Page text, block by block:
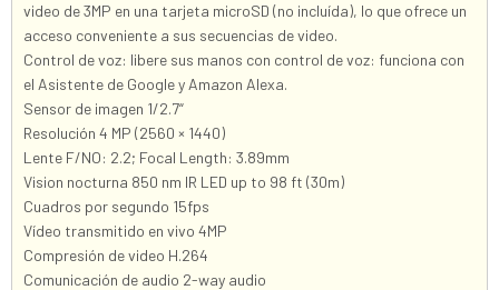
video de 3MP en una tarjeta microSD (no incluída), lo que ofrece un
acceso conveniente a sus secuencias de video.
Control de voz: libere sus manos con control de voz: funciona con
el Asistente de Google y Amazon Alexa.
Sensor de imagen 1/2.7“
Resolución 4 MP (2560 × 1440)
Lente F/NO: 2.2; Focal Length: 3.89mm
Vision nocturna 850 nm IR LED up to 98 ft (30m)
Cuadros por segundo 15fps
Vídeo transmitido en vivo 4MP
Compresión de video H.264
Comunicación de audio 2-way audio